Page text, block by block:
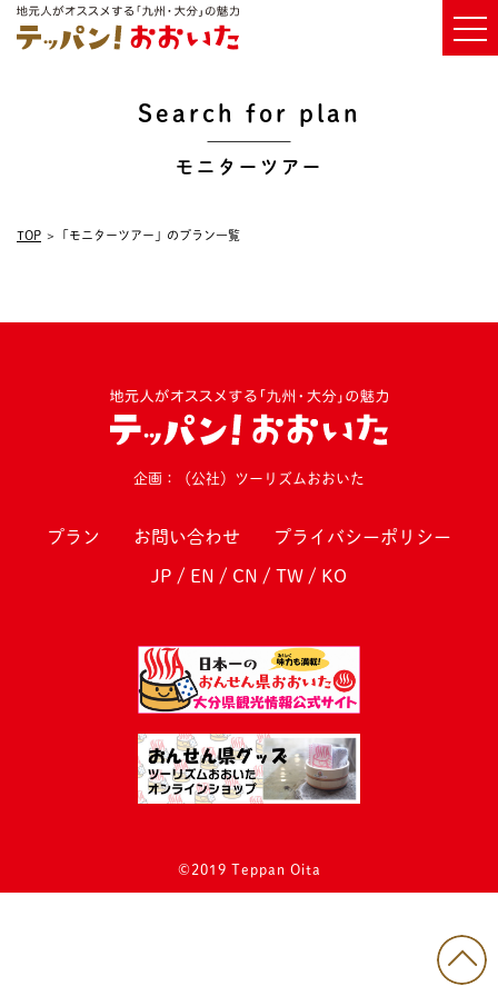
Search for plan
モニターツアー
TOP 「モニターツアー」のプラン一覧
企画：（公社）ツーリズムおおいた
プラン お問い合わせ プライバシーポリシー
JP / EN / CN / TW / KO
©2019 Teppan Oita